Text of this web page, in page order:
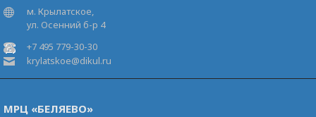
м. Крылатское,
ул. Осенний б-р 4
+7 495 779-30-30
krylatskoe@dikul.ru
МРЦ «БЕЛЯЕВО»